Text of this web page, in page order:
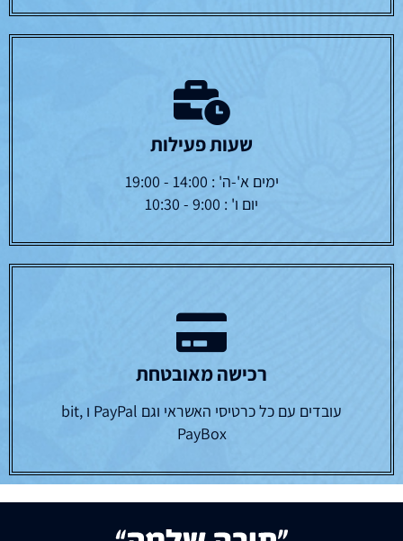
שעות פעילות
ימים א'-ה' : 14:00 - 19:00
יום ו' : 9:00 - 10:30
רכישה מאובטחת
עובדים עם כל כרטיסי האשראי וגם PayPal ו bit,
PayBox